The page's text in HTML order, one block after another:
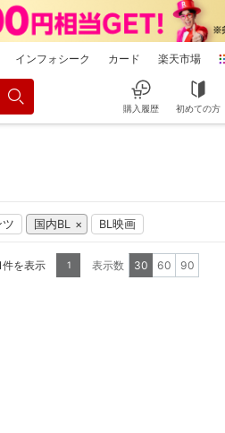
インフォシーク カード 楽天市場
購入履歴 初めての方
ツ 国内BL BL映画
を表示 1 表示数 30 60 90